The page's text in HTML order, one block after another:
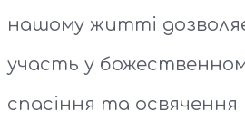
нашому житті
участь у
спасіння та освячення